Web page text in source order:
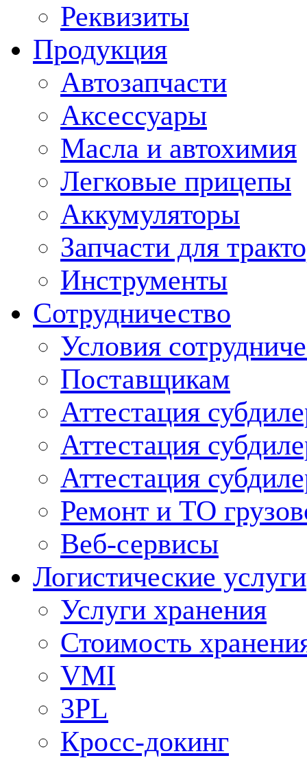
Реквизиты
Продукция
Автозапчасти
Аксессуары
Масла и автохимия
Легковые прицепы
Аккумуляторы
Запчасти для
Инструменты
Сотрудничество
Условия
Поставщикам
Аттестация
Аттестация
Аттестация
Ремонт и ТО
Веб-сервисы
Логистические услуги
Услуги хранения
Стоимость
VMI
3PL
Кросс-докинг